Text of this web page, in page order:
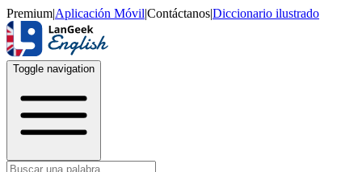
Premium|Aplicación Móvil|Contáctanos|Diccionario ilustrado
Toggle navigation